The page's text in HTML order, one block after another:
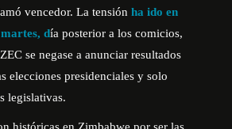
vencedor. La tensión ha ido en
día posterior a los comicios,
se negase a anunciar resultados
elecciones presidenciales y solo
legislativas.